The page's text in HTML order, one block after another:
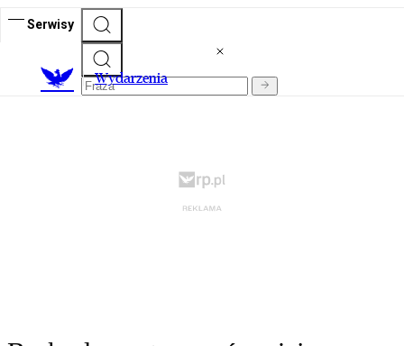
Serwisy
Wydarzenia